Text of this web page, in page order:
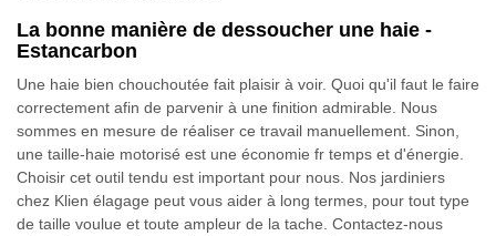
La bonne manière de dessoucher une haie -
Estancarbon
Une haie bien chouchoutée fait plaisir à voir. Quoi qu'il faut le faire
correctement afin de parvenir à une finition admirable. Nous
sommes en mesure de réaliser ce travail manuellement. Sinon,
une taille-haie motorisé est une économie fr temps et d'énergie.
Choisir cet outil tendu est important pour nous. Nos jardiniers
chez Klien élagage peut vous aider à long termes, pour tout type
de taille voulue et toute ampleur de la tache. Contactez-nous